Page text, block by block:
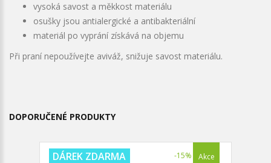
vysoká savost a měkkost materiálu
osušky jsou antialergické a antibakteriální
materiál po vyprání získává na objemu
Při praní nepoužívejte aviváž, snižuje savost materiálu.
DOPORUČENÉ PRODUKTY
Akce
-15%
DÁREK ZDARMA